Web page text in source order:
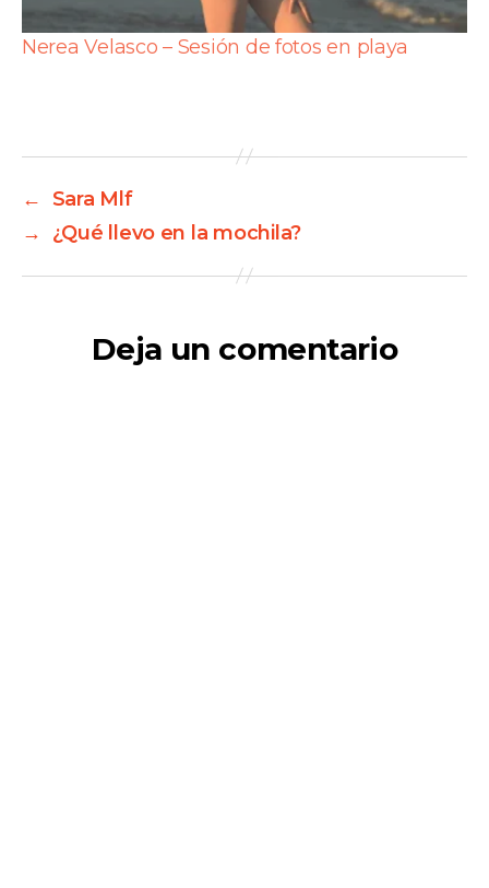
Nerea Velasco – Sesión de fotos en playa
← Sara Mlf
→
¿Qué llevo en la mochila?
Deja un comentario